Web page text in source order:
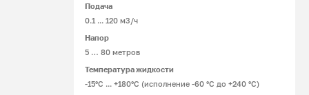
Подача
0.1 ... 120 м3/ч
Напор
5 … 80 метров
Температура жидкости
-15°С ... +180°С (исполнение -60 °С до +240 °С)